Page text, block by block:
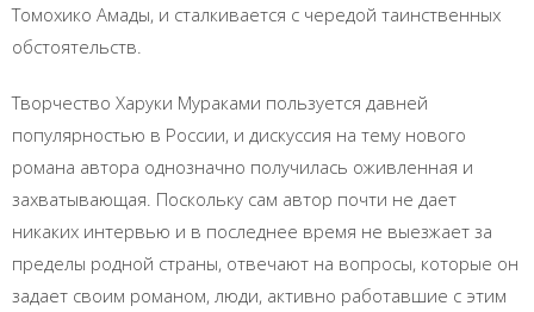
Томохико Амады, и сталкивается с чередой таинственных
обстоятельств.
Творчество Харуки Мураками пользуется давней
популярностью в России, и дискуссия на тему нового
романа автора однозначно получилась оживленная и
захватывающая. Поскольку сам автор почти не дает
никаких интервью и в последнее время не выезжает за
пределы родной страны, отвечают на вопросы, которые он
задает своим романом, люди, активно работавшие с этим